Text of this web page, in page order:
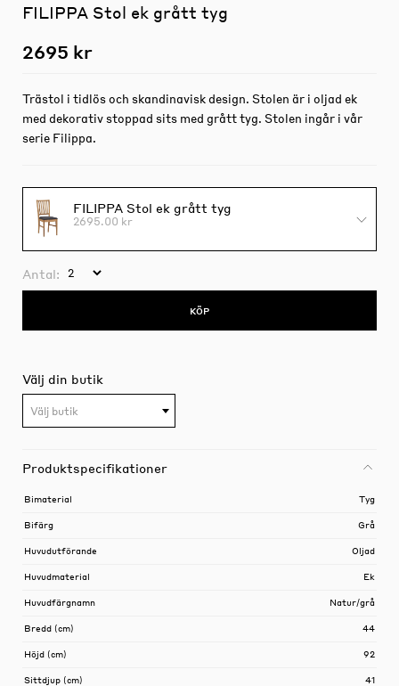
FILIPPA Stol ek grått tyg
2695 kr
Trästol i tidlös och skandinavisk design. Stolen är i oljad ek
med dekorativ stoppad sits med grått tyg. Stolen ingår i vår
serie Filippa.
FILIPPA Stol ek grått tyg
2695.00 kr
Antal:
KÖP
Välj din butik
Välj butik
Produktspecifikationer
Bimaterial Tyg
Bifärg Grå
Huvudutförande Oljad
Huvudmaterial Ek
Huvudfärgnamn Natur/grå
Bredd (cm) 44
Höjd (cm) 92
Sittdjup (cm) 41